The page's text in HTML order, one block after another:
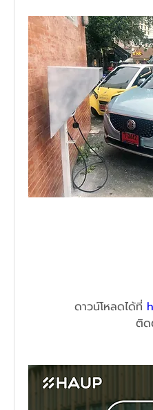
ดาวน์โหลดได้ที่
ติด